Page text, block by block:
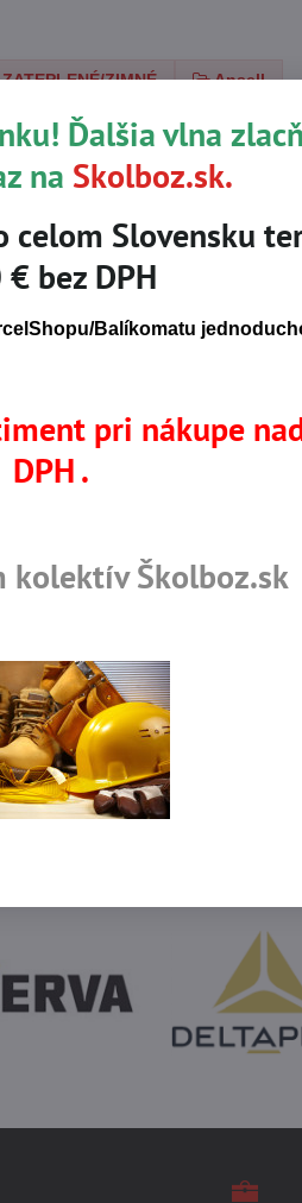
ZATEPLENÉ/ZIMNÉ Ansell
Ďalšia vlna
na Skolboz.sk.
Slovensku
bez DPH
Balíkomatu
pri nákupe
DPH .
kolektív Školboz.sk